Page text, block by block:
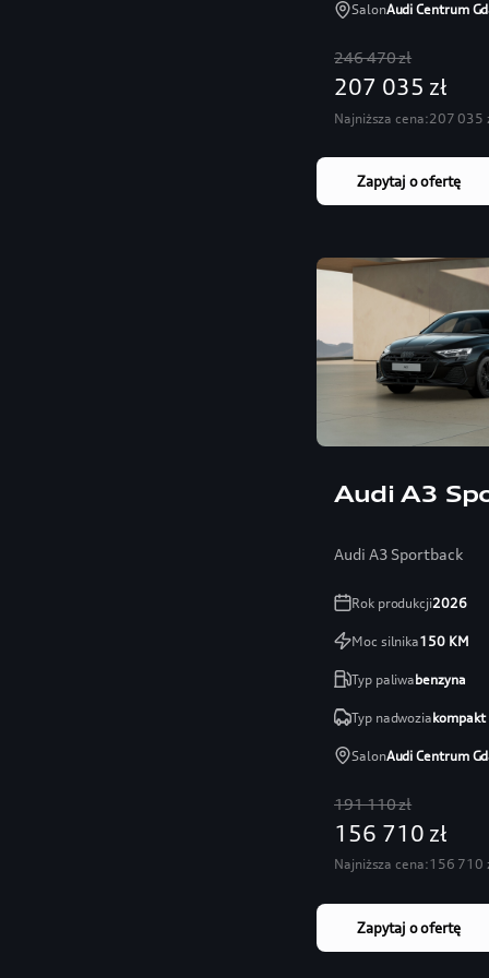
SalonAudi Centrum
246 470 zł
207 035 zł
Najniższa cena:207 035
Zapytaj o ofertę
Audi A3
Audi A3 Sportback
Rok produkcji2026
Moc silnika150KM
Typ paliwabenzyna
Typ nadwoziakompakt
SalonAudi Centrum
191 110 zł
156 710 zł
Najniższa cena:156 710
Zapytaj o ofertę